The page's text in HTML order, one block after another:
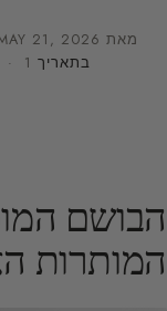
מאת 21, 2026
בתאריך · 1 דק׳ קריאה
הבושם
המותרות